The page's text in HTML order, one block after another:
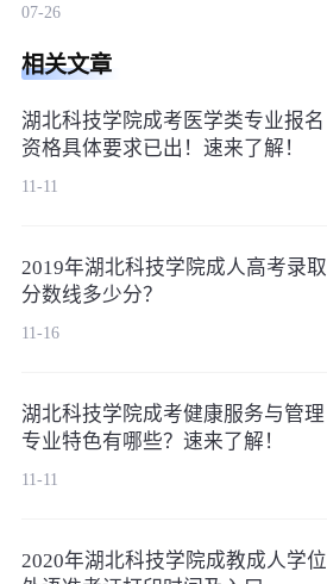
07-26
相关文章
湖北科技学院成考医学类专业报名
资格具体要求已出！速来了解！
11-11
2019年湖北科技学院成人高考录取
分数线多少分？
11-16
湖北科技学院成考健康服务与管理
专业特色有哪些？速来了解！
11-11
2020年湖北科技学院成教成人学位